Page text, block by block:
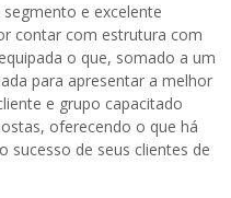
e excelente
contar com estrutura com
o que, somado a um
para apresentar a melhor
e grupo capacitado
oferecendo o que há
sucesso de seus clientes de